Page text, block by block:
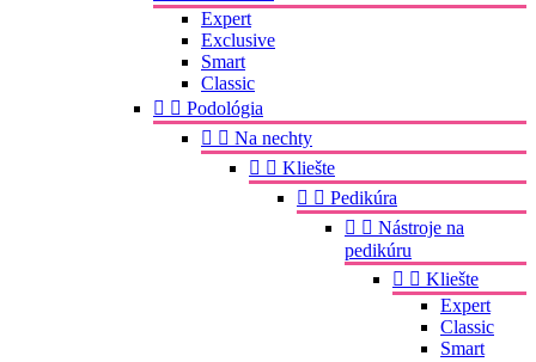
Expert
Exclusive
Smart
Classic
  Podológia
  Na nechty
  Kliešte
  Pedikúra
  Nástroje na
pedikúru
  Kliešte
Expert
Classic
Smart